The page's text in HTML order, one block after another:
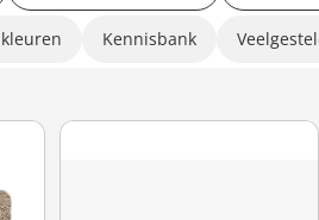
Kennisbank
– Wasbare droogloopmat
WaterHog® Herringbone